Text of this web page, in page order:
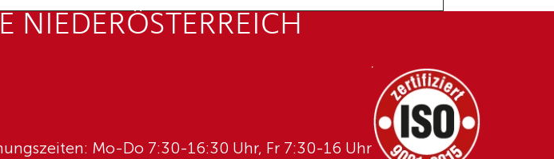
NIEDERÖSTERREICH
Mo-Do 7:30-16:30 Uhr, Fr 7:30-16 Uhr